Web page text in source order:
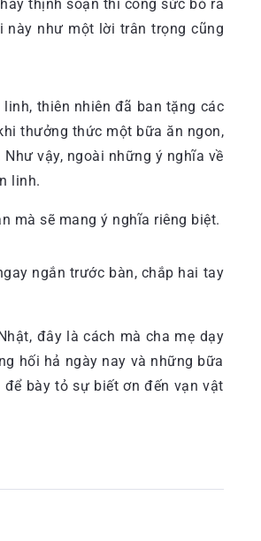
thịnh soạn thì công sức bỏ ra
này như một lời trân trọng cũng
thiên nhiên đã ban tặng các
thưởng thức một bữa ăn ngon,
vậy, ngoài những ý nghĩa về
linh.
mà sẽ mang ý nghĩa riêng biệt.
ngắn trước bàn, chắp hai tay
đây là cách mà cha mẹ dạy
hối hả ngày nay và những bữa
bày tỏ sự biết ơn đến vạn vật